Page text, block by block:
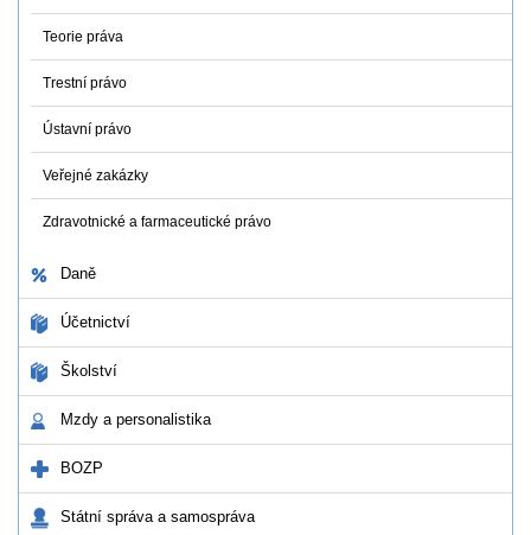
Teorie práva
Trestní právo
Ústavní právo
Veřejné zakázky
Zdravotnické a farmaceutické právo
Daně
Účetnictví
Školství
Mzdy a personalistika
BOZP
Státní správa a samospráva